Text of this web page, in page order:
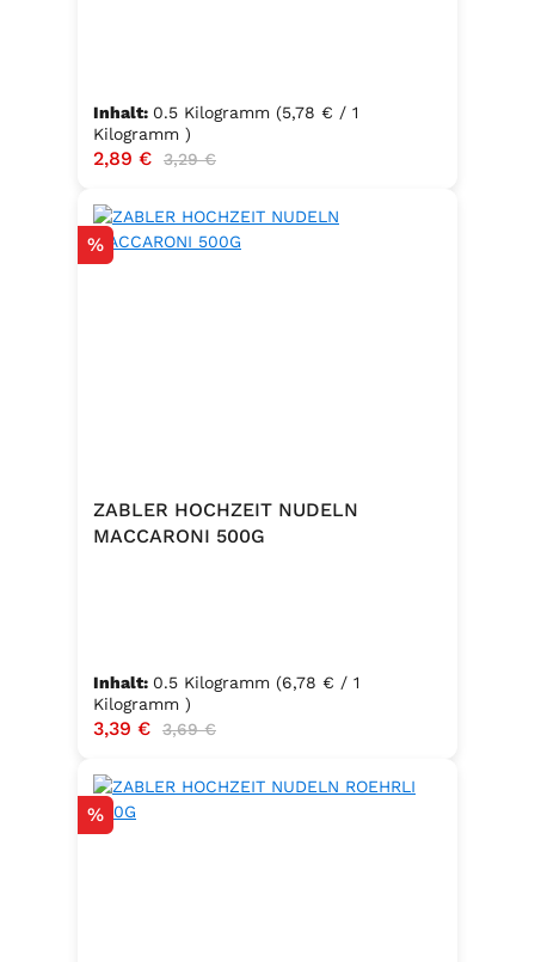
Inhalt: 0.5 Kilogramm (5,78 € / 1
Kilogramm )
Verkaufspreis:
2,89 € Regulärer Preis:
3,29 €
Rabatt
%
ZABLER HOCHZEIT NUDELN
MACCARONI 500G
Inhalt: 0.5 Kilogramm (6,78 € / 1
Kilogramm )
Verkaufspreis:
3,39 € Regulärer Preis:
3,69 €
Rabatt
%